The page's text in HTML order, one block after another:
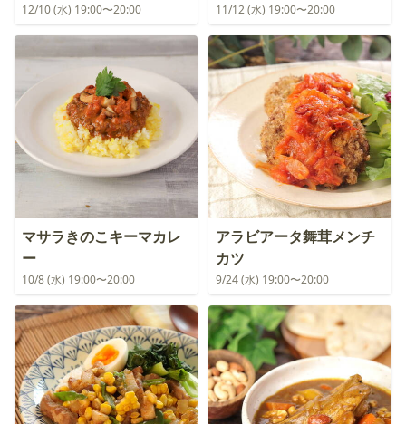
12/10 (水) 19:00〜20:00 11/12 (水) 19:00〜20:00
マサラきのこキーマカレ
ー
10/8 (水) 19:00〜20:00
アラビアータ舞茸メンチ
カツ
9/24 (水) 19:00〜20:00